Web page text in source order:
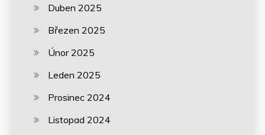
Duben 2025
Březen 2025
Únor 2025
Leden 2025
Prosinec 2024
Listopad 2024